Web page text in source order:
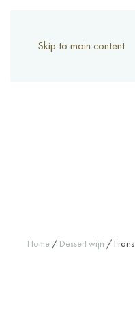
Skip to main content
Home / Dessert wijn / Frans